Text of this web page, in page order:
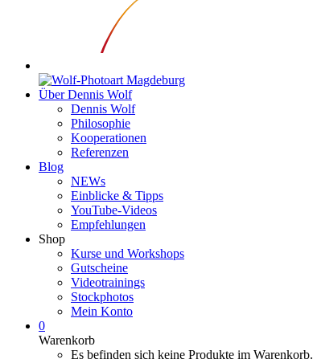
Über Dennis Wolf
Dennis Wolf
Philosophie
Kooperationen
Referenzen
Blog
NEWs
Einblicke & Tipps
YouTube-Videos
Empfehlungen
Shop
Kurse und Workshops
Gutscheine
Videotrainings
Stockphotos
Mein Konto
0
Warenkorb
Es befinden sich keine Produkte im Warenkorb.